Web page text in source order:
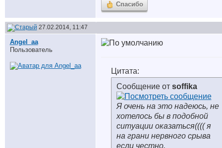
Спасибо
27.02.2014, 11:47
Angel_aa
Пользователь
Цитата:
Сообщение от soffika
Я очень на это надеюсь, не
хотелось бы в подобной
ситуации оказаться(((( я
на грани нервного срыва
если честно.